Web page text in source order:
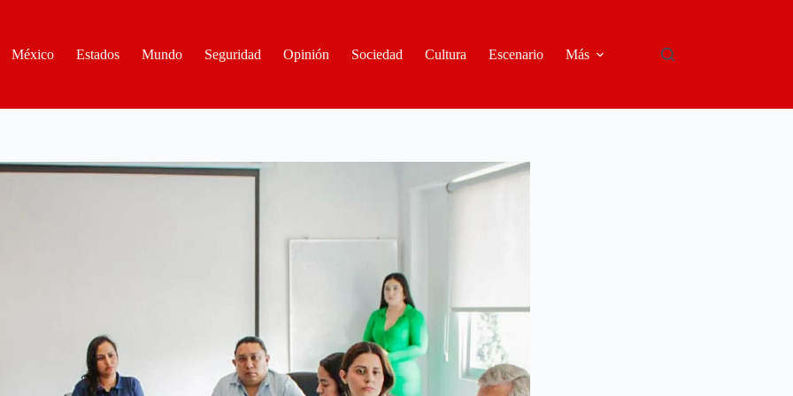
México
Estados Mundo Seguridad Opinión Sociedad Cultura Escenario Más